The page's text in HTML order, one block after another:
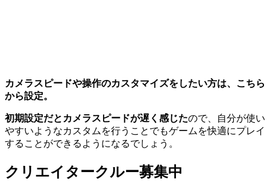
カメラスピードや操作のカスタマイズをしたい方は、こちら
から設定。
初期設定だとカメラスピードが遅く感じたので、自分が使い
やすいようなカスタムを行うことでもゲームを快適にプレイ
することができるようになるでしょう。
クリエイタークルー募集中